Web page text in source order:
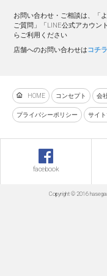
お問い合わせ・ご相談は、「
ご質問」「LINE公式アカウン
らご利用ください
店舗へのお問い合わせはコチ
HOME コンセプト 会
プライバシーポリシー サイ
facebook
Copyright © 2016